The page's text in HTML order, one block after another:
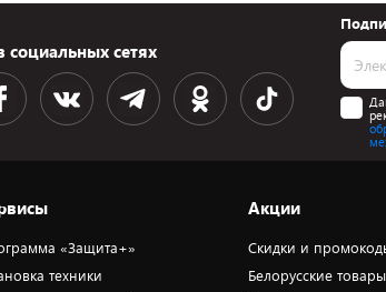
сетях
«Защита+»
техники
Акции
Скидки и
Белорусские товары